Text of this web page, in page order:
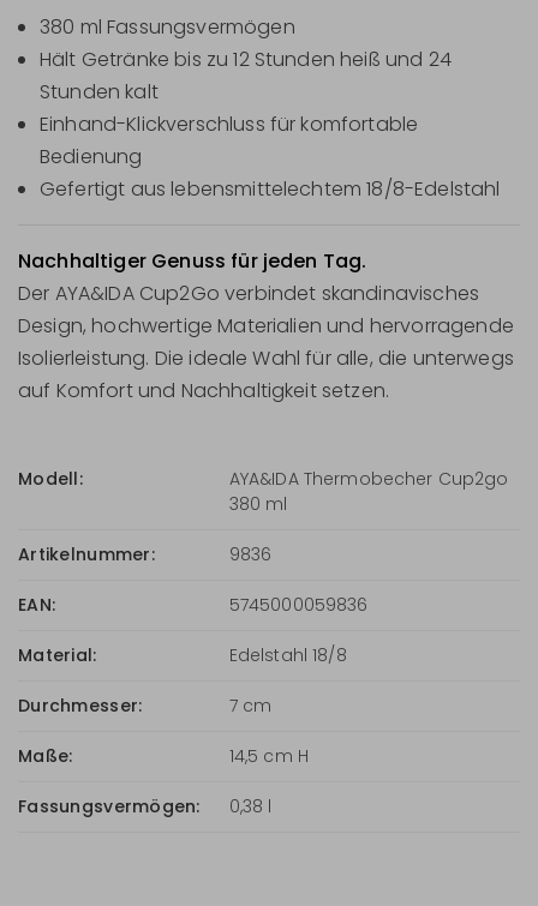
380 ml Fassungsvermögen
Hält Getränke bis zu 12 Stunden heiß und 24
Stunden kalt
Einhand-Klickverschluss für komfortable
Bedienung
Gefertigt aus lebensmittelechtem 18/8-Edelstahl
Nachhaltiger Genuss für jeden Tag.
Der AYA&IDA Cup2Go verbindet skandinavisches
Design, hochwertige Materialien und hervorragende
Isolierleistung. Die ideale Wahl für alle, die unterwegs
auf Komfort und Nachhaltigkeit setzen.
Modell:
AYA&IDA Thermobecher Cup2go
380 ml
Artikelnummer: 9836
EAN: 5745000059836
Material: Edelstahl 18/8
Durchmesser: 7 cm
Maße: 14,5 cm H
Fassungsvermögen: 0,38 l